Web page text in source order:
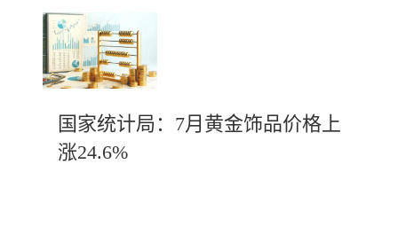
国家统计局：7月黄金饰品价格上
涨24.6%